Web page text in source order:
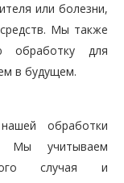
или болезни,
Мы также
обработку для
в будущем.
обработки
Мы учитываем
случая и